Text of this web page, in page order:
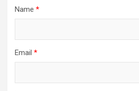
Name *
Email *